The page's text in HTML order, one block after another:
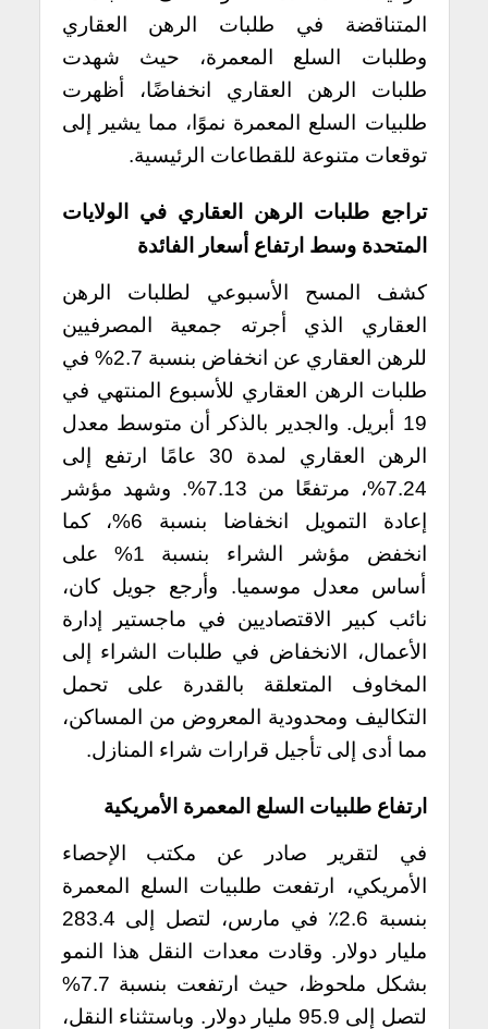
المتناقضة في طلبات الرهن العقاري
وطلبات السلع المعمرة، حيث شهدت
طلبات الرهن العقاري انخفاضًا، أظهرت
طلبيات السلع المعمرة نموًا، مما يشير إلى
توقعات متنوعة للقطاعات الرئيسية.
تراجع طلبات الرهن العقاري في الولايات
المتحدة وسط ارتفاع أسعار الفائدة
كشف المسح الأسبوعي لطلبات الرهن
العقاري الذي أجرته جمعية المصرفيين
للرهن العقاري عن انخفاض بنسبة 2.7% في
طلبات الرهن العقاري للأسبوع المنتهي في
19 أبريل. والجدير بالذكر أن متوسط معدل
الرهن العقاري لمدة 30 عامًا ارتفع إلى
7.24%، مرتفعًا من 7.13%. وشهد مؤشر
إعادة التمويل انخفاضا بنسبة 6%، كما
انخفض مؤشر الشراء بنسبة 1% على
أساس معدل موسميا. وأرجع جويل كان،
نائب كبير الاقتصاديين في ماجستير إدارة
الأعمال، الانخفاض في طلبات الشراء إلى
المخاوف المتعلقة بالقدرة على تحمل
التكاليف ومحدودية المعروض من المساكن،
مما أدى إلى تأجيل قرارات شراء المنازل.
ارتفاع طلبيات السلع المعمرة الأمريكية
في لتقرير صادر عن مكتب الإحصاء
الأمريكي، ارتفعت طلبيات السلع المعمرة
بنسبة 2.6٪ في مارس، لتصل إلى 283.4
مليار دولار. وقادت معدات النقل هذا النمو
بشكل ملحوظ، حيث ارتفعت بنسبة 7.7%
لتصل إلى 95.9 مليار دولار. وباستثناء النقل،